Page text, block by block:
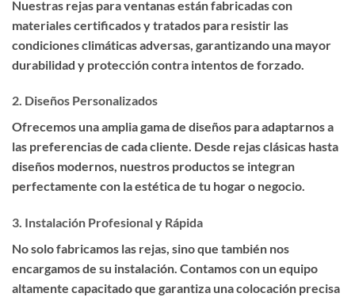
Nuestras rejas para ventanas están fabricadas con
materiales certificados y tratados para resistir las
condiciones climáticas adversas, garantizando una mayor
durabilidad y protección contra intentos de forzado.
2. Diseños Personalizados
Ofrecemos una amplia gama de diseños para adaptarnos a
las preferencias de cada cliente. Desde rejas clásicas hasta
diseños modernos, nuestros productos se integran
perfectamente con la estética de tu hogar o negocio.
3. Instalación Profesional y Rápida
No solo fabricamos las rejas, sino que también nos
encargamos de su instalación. Contamos con un equipo
altamente capacitado que garantiza una colocación precisa